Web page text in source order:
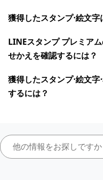
獲得したスタンプ⋅絵文
LINEスタンプ プレミア
せかえを確認するには？
獲得したスタンプ⋅絵文
するには？